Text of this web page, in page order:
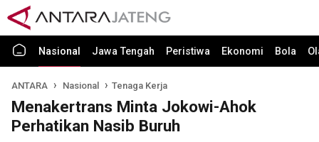
Nasional Jawa Tengah Peristiwa Ekonomi Bola
ANTARA Nasional Tenaga Kerja
Menakertrans Minta Jokowi-Ahok
Perhatikan Nasib Buruh